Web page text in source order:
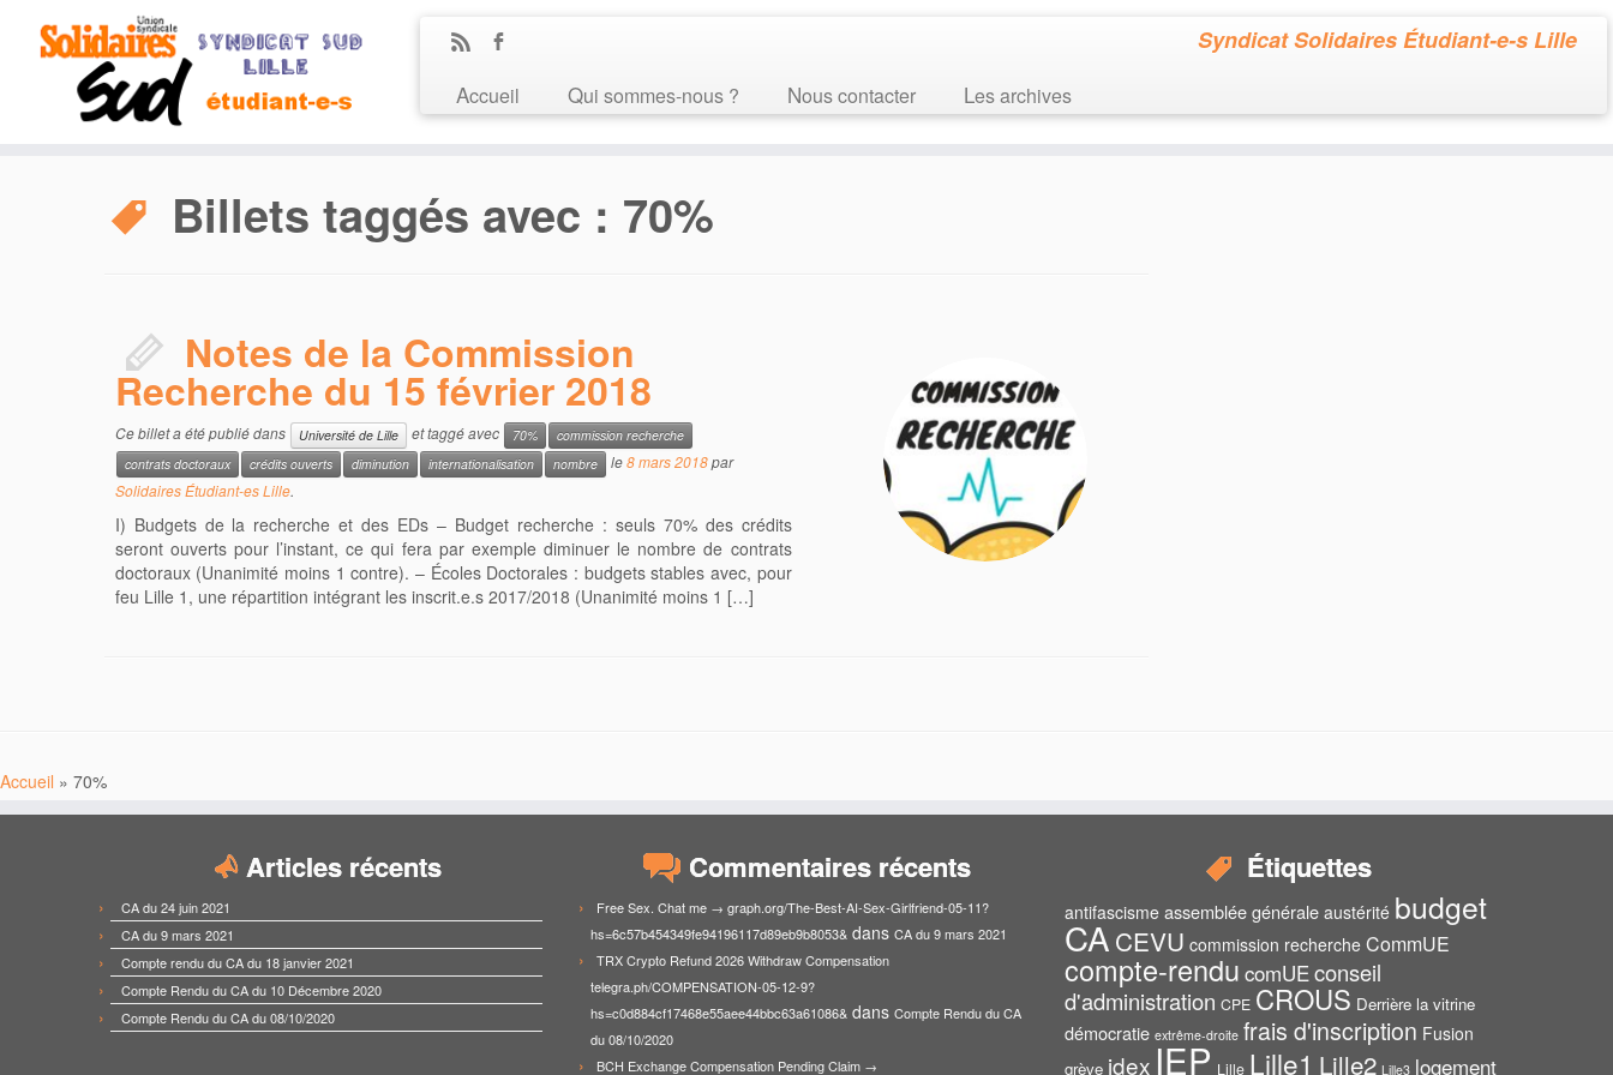
Syndicat Solidaires Étudiant-e-s Lille
Accueil Qui sommes-nous ? Nous contacter Les archives
Billets taggés avec : 70%
Notes de la Commission
Recherche du 15 février 2018
Ce billet a été publié dans Université de Lille et taggé avec 70%
commission recherche
contrats doctoraux
crédits ouverts diminution internationalisation nombre le8 mars 2018par
Solidaires Étudiant-es Lille.
I) Budgets de la recherche et des EDs – Budget recherche : seuls 70% des crédits
seront ouverts pour l’instant, ce qui fera par exemple diminuer le nombre de contrats
doctoraux (Unanimité moins 1 contre). – Écoles Doctorales : budgets stables avec, pour
feu Lille 1, une répartition intégrant les inscrit.e.s 2017/2018 (Unanimité moins 1 […]
Accueil » 70%
Articles récents
CA du 24 juin 2021
CA du 9 mars 2021
Compte rendu du CA du 18 janvier 2021
Compte Rendu du CA du 10 Décembre 2020
Compte Rendu du CA du 08/10/2020
Commentaires récents
Free Sex. Chat me → graph.org/The-Best-AI-Sex-Girlfriend-05-11?
hs=6c57b454349fe94196117d89eb9b8053& dans CA du 9 mars 2021
TRX Crypto Refund 2026 Withdraw Compensation
telegra.ph/COMPENSATION-05-12-9?
hs=c0d884cf17468e55aee44bbc63a61086& dans Compte Rendu du CA
du 08/10/2020
BCH Exchange Compensation Pending Claim →
Étiquettes
antifascisme assemblée générale austérité budget
CA CEVU commission recherche CommUE
compte-rendu comUEconseil
d'administration CPE CROUS Derrière la vitrine
démocratie extrême-droite frais d'inscription Fusion
grève idex IEP Lille Lille1 Lille2 Lille3 logement